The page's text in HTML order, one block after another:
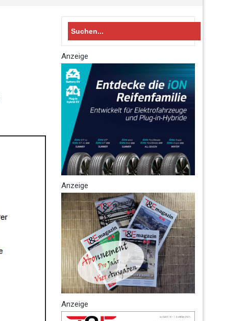
Search
for:
Anzeige
Anzeige
Anzeige